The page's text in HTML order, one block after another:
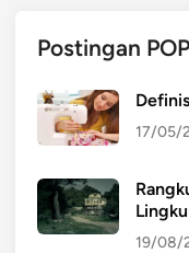
Postingan
17/05/
19/08/